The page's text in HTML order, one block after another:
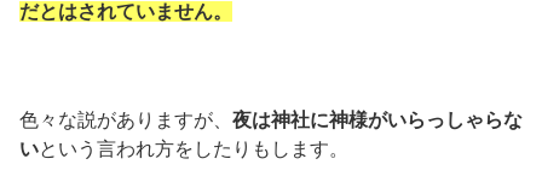
だとはされていません。
色々な説がありますが、 夜は神社に神様がいらっしゃらな
いという言われ方をしたりもします。